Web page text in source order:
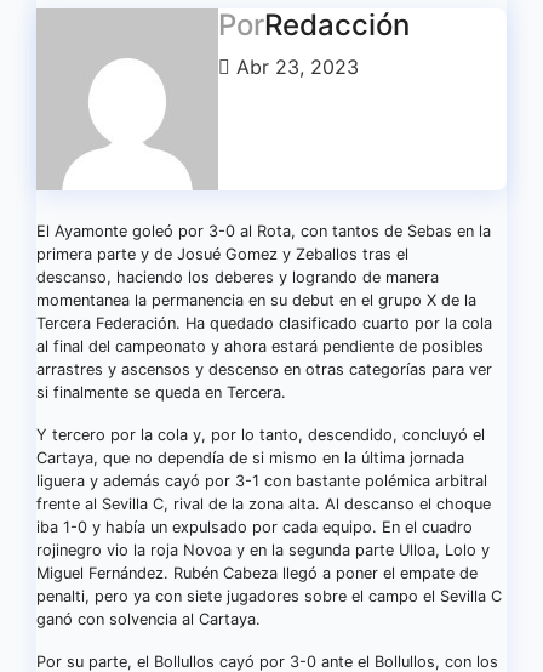
PorRedacción
Abr 23, 2023
El Ayamonte goleó por 3-0 al Rota, con tantos de Sebas en la
primera parte y de Josué Gomez y Zeballos tras el
descanso, haciendo los deberes y logrando de manera
momentanea la permanencia en su debut en el grupo X de la
Tercera Federación. Ha quedado clasificado cuarto por la cola
al final del campeonato y ahora estará pendiente de posibles
arrastres y ascensos y descenso en otras categorías para ver
si finalmente se queda en Tercera.
Y tercero por la cola y, por lo tanto, descendido, concluyó el
Cartaya, que no dependía de si mismo en la última jornada
liguera y además cayó por 3-1 con bastante polémica arbitral
frente al Sevilla C, rival de la zona alta. Al descanso el choque
iba 1-0 y había un expulsado por cada equipo. En el cuadro
rojinegro vio la roja Novoa y en la segunda parte Ulloa, Lolo y
Miguel Fernández. Rubén Cabeza llegó a poner el empate de
penalti, pero ya con siete jugadores sobre el campo el Sevilla C
ganó con solvencia al Cartaya.
Por su parte, el Bollullos cayó por 3-0 ante el Bollullos, con los